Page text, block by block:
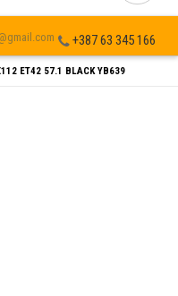
+387 63 345 166
ET42 57.1 BLACK YB639